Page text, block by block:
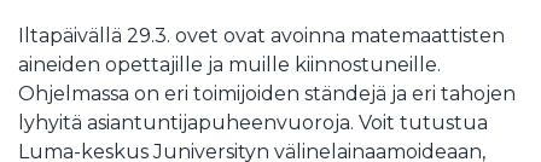
Iltapäivällä 29.3. ovet ovat avoinna matemaattisten
aineiden opettajille ja muille kiinnostuneille.
Ohjelmassa on eri toimijoiden ständejä ja eri tahojen
lyhyitä asiantuntijapuheenvuoroja. Voit tutustua
Luma-keskus Juniversityn välinelainaamoideaan,